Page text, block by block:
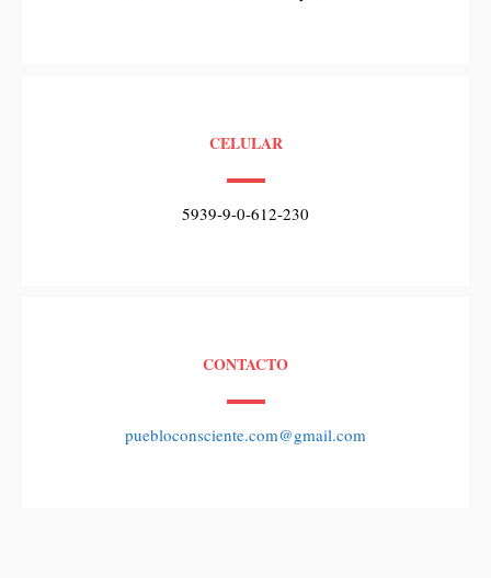
CELULAR
5939-9-0-612-230
CONTACTO
puebloconsciente.com@gmail.com